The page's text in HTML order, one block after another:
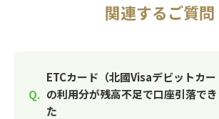
関連するご質問
ETCカード（北國Visaデビットカー
の利用分が残高不足で口座引落で
た